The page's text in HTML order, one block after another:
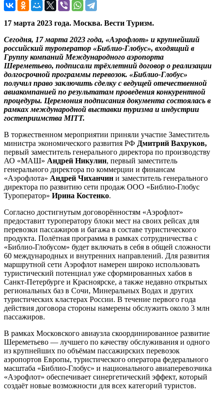
17 марта 2023 года. Москва. Вести Туризм.
Сегодня, 17 марта 2023 года, «Аэрофлот» и крупнейший
российский туроператор «Библио-Глобус», входящий в
Группу компаний Международного аэропорта
Шереметьево, подписали трёхлетний договор о реализации
долгосрочной программы перевозок. «Библио-Глобус»
получил право заключить сделку с ведущей отечественной
авиакомпанией по результатам проведения конкурентной
процедуры. Церемония подписания документа состоялась в
рамках международной выставки туризма и индустрии
гостеприимстваMITT.
В торжественном мероприятии приняли участие Заместитель
министра экономического развития РФ Дмитрий Вахруков,
первый заместитель генерального директора по производству
АО «МАШ» Андрей Никулин, первый заместитель
генерального директора по коммерции и финансам
«Аэрофлота» Андрей Чиханчин и заместитель генерального
директора по развитию сети продаж ООО «Библио-Глобус
Туроператор» Ирина Костенко.
Согласно достигнутым договорённостям «Аэрофлот»
предоставит туроператору блоки мест на своих рейсах для
перевозки пассажиров и багажа в составе туристического
продукта. Полётная программа в рамках сотрудничества с
«Библио-Глобусом» будет включать в себя в общей сложности
60 международных и внутренних направлений. Для развития
маршрутной сети Аэрофлот намерен широко использовать
туристический потенциал уже сформированных хабов в
Санкт-Петербурге и Красноярске, а также недавно открытых
региональных баз в Сочи, Минеральных Водах и других
туристических кластерах России. В течение первого года
действия договора стороны намерены обслужить около 3 млн
пассажиров.
В рамках Московского авиаузла скоординированное развитие
Шереметьево — лучшего по качеству обслуживания и одного
из крупнейших по объёмам пассажирских перевозок
аэропортов Европы, туристического оператора федерального
масштаба «Библио-Глобус» и национального авиаперевозчика
«Аэрофлот» обеспечивает синергетический эффект, который
создаёт новые возможности для всех категорий туристов.